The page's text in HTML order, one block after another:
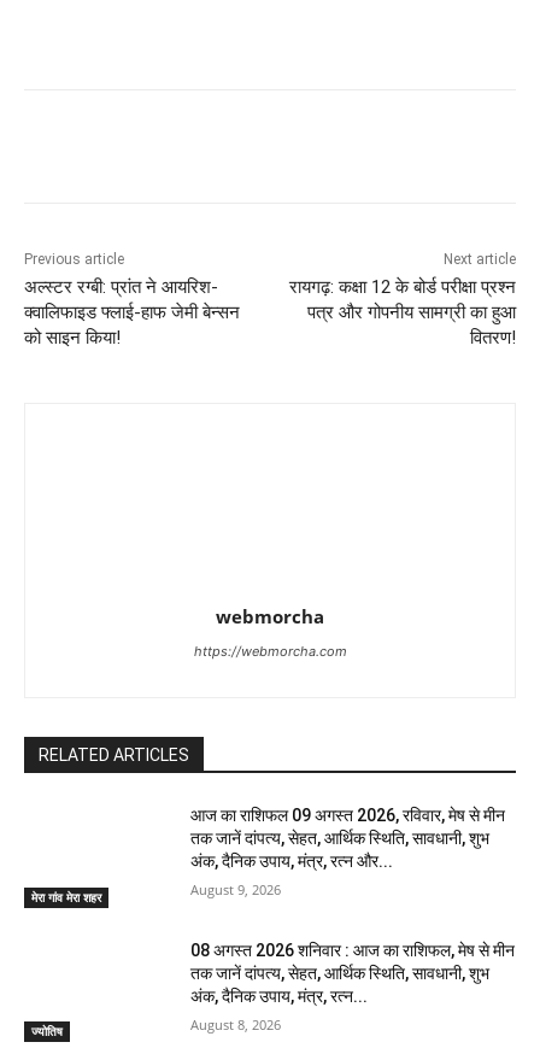
Previous article
अल्स्टर रग्बी: प्रांत ने आयरिश-
क्वालिफाइड फ्लाई-हाफ जेमी बेन्सन
को साइन किया!
Next article
रायगढ़: कक्षा 12 के बोर्ड परीक्षा प्रश्न
पत्र और गोपनीय सामग्री का हुआ
वितरण!
webmorcha
https://webmorcha.com
RELATED ARTICLES
मेरा गांव मेरा शहर
आज का राशिफल 09 अगस्त 2026, रविवार, मेष से मीन
तक जानें दांपत्य, सेहत, आर्थिक स्थिति, सावधानी, शुभ
अंक, दैनिक उपाय, मंत्र, रत्न और...
August 9, 2026
ज्योतिष
08 अगस्त 2026 शनिवार : आज का राशिफल, मेष से मीन
तक जानें दांपत्य, सेहत, आर्थिक स्थिति, सावधानी, शुभ
अंक, दैनिक उपाय, मंत्र, रत्न...
August 8, 2026